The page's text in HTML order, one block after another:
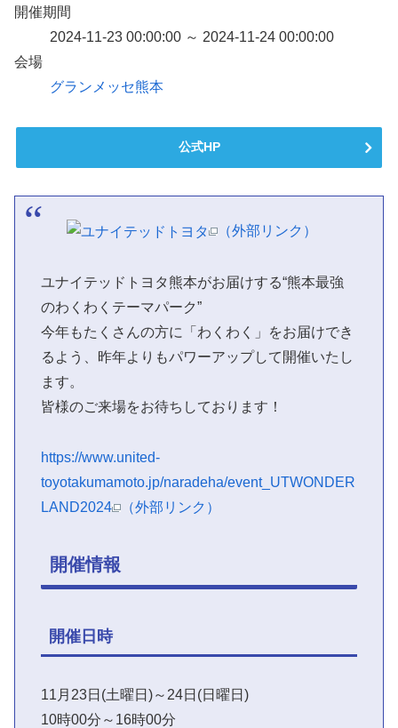
開催期間
2024-11-23 00:00:00 ～ 2024-11-24 00:00:00
会場
グランメッセ熊本
公式HP
（外部リンク）
ユナイテッドトヨタ熊本がお届けする“熊本最強
のわくわくテーマパーク”
今年もたくさんの方に「わくわく」をお届けでき
るよう、昨年よりもパワーアップして開催いたし
ます。
皆様のご来場をお待ちしております！
https://www.united-
toyotakumamoto.jp/naradeha/event_UTWONDER
LAND2024 （外部リンク）
開催情報
開催日時
11月23日(土曜日)～24日(日曜日)
10時00分～16時00分